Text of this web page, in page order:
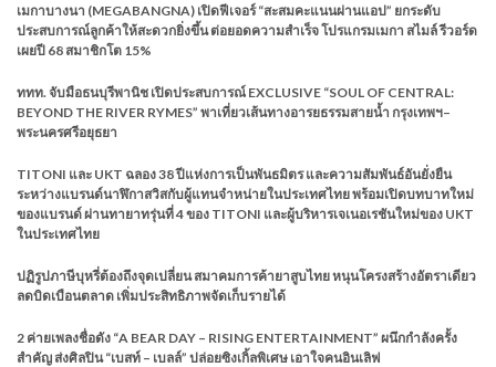
เมกาบางนา (MEGABANGNA) เปิดฟีเจอร์ “สะสมคะแนนผ่านแอป” ยกระดับ
ประสบการณ์ลูกค้าให้สะดวกยิ่งขึ้น ต่อยอดความสำเร็จ โปรแกรมเมกา สไมล์ รีวอร์ด
เผยปี 68 สมาชิกโต 15%
ททท. จับมือธนบุรีพานิช เปิดประสบการณ์ EXCLUSIVE “SOUL OF CENTRAL:
BEYOND THE RIVER RYMES” พาเที่ยวเส้นทางอารยธรรมสายน้ำ กรุงเทพฯ–
พระนครศรีอยุธยา
TITONI และ UKT ฉลอง 38 ปีแห่งการเป็นพันธมิตร และความสัมพันธ์อันยั่งยืน
ระหว่างแบรนด์นาฬิกาสวิสกับผู้แทนจำหน่ายในประเทศไทย พร้อมเปิดบทบาทใหม่
ของแบรนด์ ผ่านทายาทรุ่นที่ 4 ของ TITONI และผู้บริหารเจเนอเรชันใหม่ของ UKT
ในประเทศไทย
ปฏิรูปภาษีบุหรี่ต้องถึงจุดเปลี่ยน สมาคมการค้ายาสูบไทย หนุนโครงสร้างอัตราเดียว
ลดบิดเบือนตลาด เพิ่มประสิทธิภาพจัดเก็บรายได้
2 ค่ายเพลงชื่อดัง “A BEAR DAY – RISING ENTERTAINMENT” ผนึกกำลังครั้ง
สำคัญ ส่งศิลปิน “เบสท์ – เบลล์” ปล่อยซิงเกิ้ลพิเศษ เอาใจคนอินเลิฟ